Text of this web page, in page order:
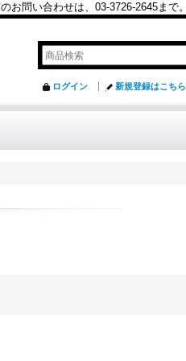
問い合わせは、03-3726-2645まで。
ログイン 新規登録はこちら